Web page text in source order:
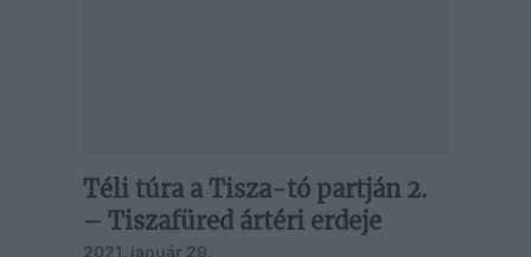
Téli túra a Tisza-tó partján 2.
– Tiszafüred ártéri erdeje
2021. január 29.